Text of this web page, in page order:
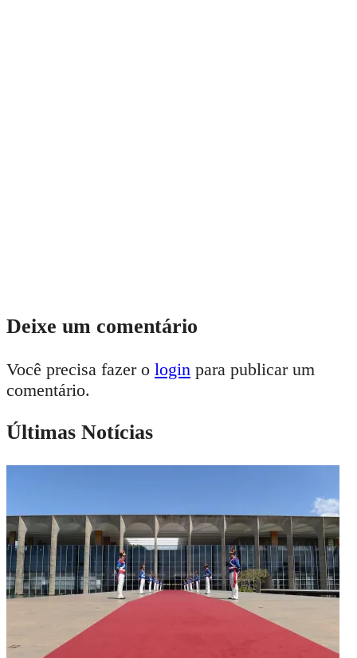
Deixe um comentário
Você precisa fazer o login para publicar um
comentário.
Últimas Notícias